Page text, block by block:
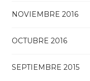
NOVIEMBRE 2016
OCTUBRE 2016
SEPTIEMBRE 2015